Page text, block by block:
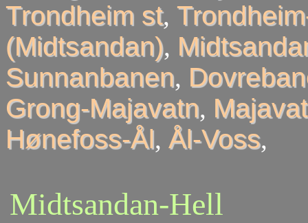
Trondheim st,
(Midtsandan),
Sunnanbanen,
Grong-Majavatn,
Hønefoss-Ål, Ål-Voss,
Midtsandan-Hell